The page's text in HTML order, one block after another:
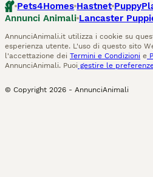
Pets4Homes Hastnet
Annunci Animali Lancaster
AnnunciAnimali.it utilizza i cookie su
esperienza utente. L'uso di questo sito
l'accettazione dei Termini e Condizioni e
AnnunciAnimali. Puoi gestire le
© Copyright 2026 - AnnunciAnimali